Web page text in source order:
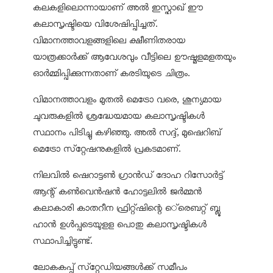
കലകളിലൊന്നായാണ് അല്‍ ഇസ്ഹാഖ് ഈ
കലാസൃഷ്ടിയെ വിശേഷിപ്പിച്ചത്.
വിമാനത്താവളങ്ങളിലെ ക്ഷീണിതരായ
യാത്രക്കാര്‍ക്ക് ആവേശവും വീട്ടിലെ ഊഷ്മളമളതയും
ഓര്‍മ്മിപ്പിക്കുന്നതാണ് കരടിയുടെ ചിത്രം.
വിമാനത്താവളം മുതല്‍ മെട്രോ വരെ, ശൂന്യമായ
ചുവരുകളില്‍ ശ്രദ്ധേയമായ കലാസൃഷ്ടികള്‍
സ്ഥാനം പിടിച്ചു കഴിഞ്ഞു. അല്‍ സദ്ദ്, മുഷെറിബ്
മെട്രോ സ്‌റ്റേഷനുകളില്‍ പ്രകടമാണ്.
നിലവില്‍ ഷെറാട്ടണ്‍ ഗ്രാന്‍ഡ് ദോഹ റിസോര്‍ട്ട്
ആന്റ് കണ്‍വെന്‍ഷന്‍ ഹോട്ടലില്‍ ജര്‍മ്മന്‍
കലാകാരി കാതറീന ഫ്രിറ്റ്ഷിന്റെ െ്രെബറ്റ് ബ്ലൂ
ഹാന്‍ ഉള്‍പ്പടെയുളള പൊതു കലാസൃഷ്ടികള്‍
സ്ഥാപിച്ചിട്ടുണ്ട്.
ലോകകപ്പ് സ്‌റ്റേഡിയങ്ങള്‍ക്ക് സമീപം